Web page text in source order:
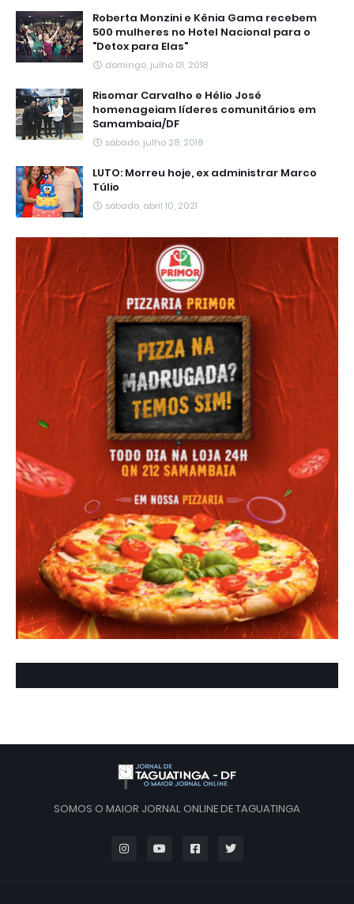
Roberta Monzini e Kênia Gama recebem
500 mulheres no Hotel Nacional para o
"Detox para Elas"
domingo, julho 01, 2018
Risomar Carvalho e Hélio José
homenageiam líderes comunitários em
Samambaia/DF
sábado, julho 28, 2018
LUTO: Morreu hoje, ex administrar Marco
Túlio
sábado, abril 10, 2021
SOMOS O MAIOR JORNAL ONLINE DE TAGUATINGA